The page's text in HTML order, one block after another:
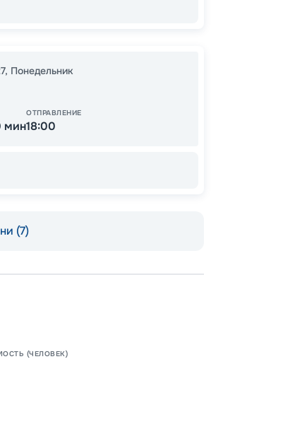
, Понедельник
мин
ОТПРАВЛЕНИЕ
18:00
(7)
(ЧЕЛОВЕК)